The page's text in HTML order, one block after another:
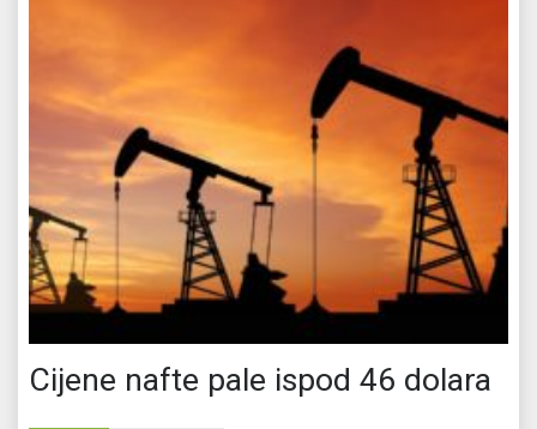
Cijene nafte pale ispod 46 dolara